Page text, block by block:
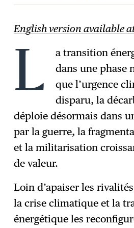
→ S'abonner
English version available
L
a transition
dans une phase
que l’urgence
disparu, la
déploie désormais dans
par la guerre, la
et la militarisation
de valeur.
Loin d’apaiser les
la crise climatique et la
énergétique les